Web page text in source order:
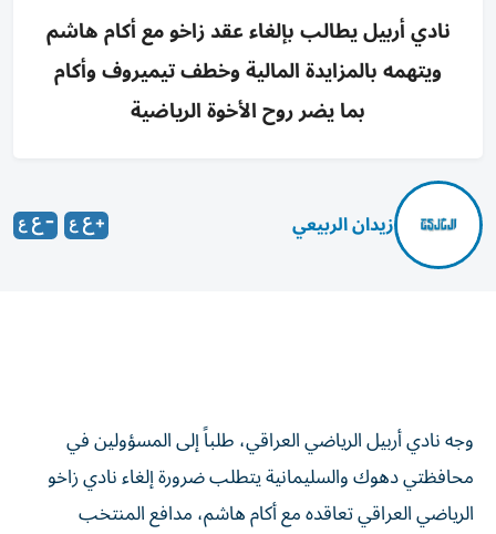
نادي أربيل يطالب بإلغاء عقد زاخو مع أكام هاشم
ويتهمه بالمزايدة المالية وخطف تيميروف وأكام
بما يضر روح الأخوة الرياضية
زيدان الربيعي
وجه نادي أربيل الرياضي العراقي، طلباً إلى المسؤولين في
محافظتي دهوك والسليمانية يتطلب ضرورة إلغاء نادي زاخو
الرياضي العراقي تعاقده مع أكام هاشم، مدافع المنتخب